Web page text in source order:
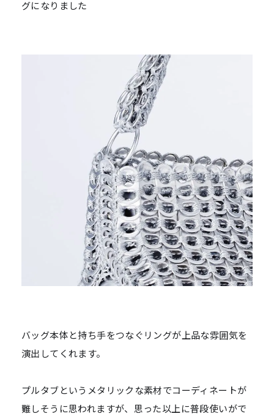
グになりました
バッグ本体と持ち手をつなぐリングが上品な雰囲気を
演出してくれます。
プルタブというメタリックな素材でコーディネートが
難しそうに思われますが、思った以上に普段使いがで